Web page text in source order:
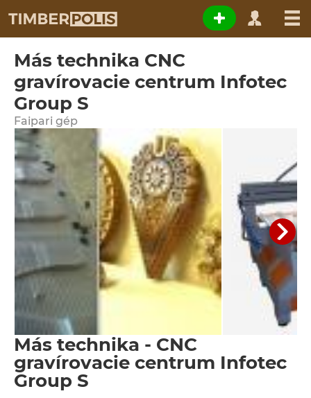
Más technika CNC
gravírovacie centrum Infotec
Group S
Faipari gép
Más technika - CNC
gravírovacie centrum Infotec
Group S